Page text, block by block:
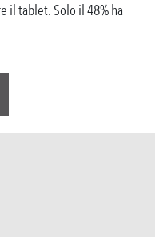
il tablet. Solo il 48% ha